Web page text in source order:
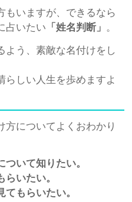
もいますが、できるなら
占いたい 「姓名判断」 。
よう、素敵な名付けをし
らしい人生を歩めますよ
方についてよくおわかり
ついて知りたい。
いたい。
もらいたい。